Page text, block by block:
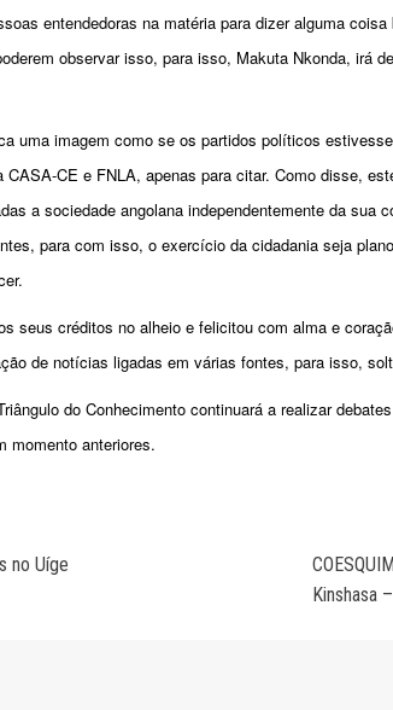
entendedoras na matéria para dizer alguma
observar isso, para isso, Makuta Nkonda, irá
uma imagem como se os partidos políticos
CE e FNLA, apenas para citar. Como disse,
a sociedade angolana independentemente da sua
para com isso, o exercício da cidadania seja
seus créditos no alheio e felicitou com alma e
de notícias ligadas em várias fontes, para isso,
do Conhecimento continuará a realizar
momento anteriores.
no Uíge
Kinshasa